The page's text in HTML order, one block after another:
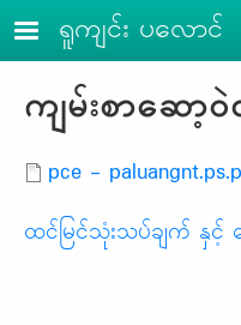
Skip to main content
ရူကျင်း ပ​လောင်
ကျမ်းစာဆော့
Document
pce -
ထင်မြင်သုံးသပ်ချက် နှင့် မ